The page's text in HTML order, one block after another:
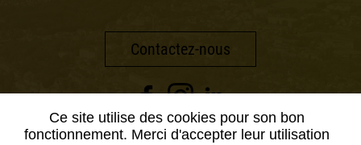
Contactez-nous
Ce site utilise des cookies pour son bon
fonctionnement. Merci d'accepter leur utilisation